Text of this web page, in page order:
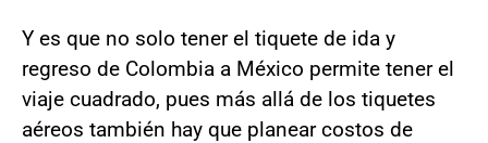
Y es que no solo tener el tiquete de ida y
regreso de Colombia a México permite tener el
viaje cuadrado, pues más allá de los tiquetes
aéreos también hay que planear costos de